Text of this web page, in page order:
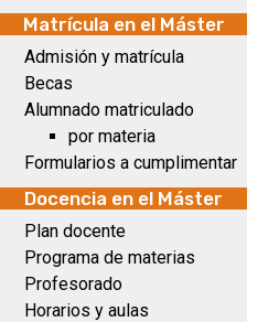
Matrícula en el Máster
Admisión y matrícula
Becas
Alumnado matriculado
por materia
Formularios a cumplimentar
Docencia en el Máster
Plan docente
Programa de materias
Profesorado
Horarios y aulas